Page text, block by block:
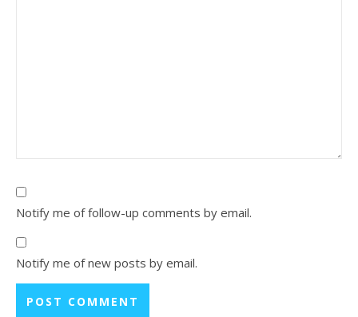
Notify me of follow-up comments by email.
Notify me of new posts by email.